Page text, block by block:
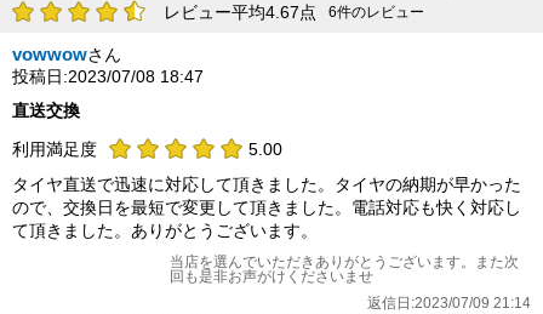
レビュー平均4.67点 6件のレビュー
vowwowさん
投稿日:2023/07/08 18:47
直送交換
利用満足度
5.00
タイヤ直送で迅速に対応して頂きました。タイヤの納期が早かった
ので、交換日を最短で変更して頂きました。電話対応も快く対応し
て頂きました。ありがとうございます。
当店を選んでいただきありがとうございます。また次
回も是非お声がけくださいませ
返信日:2023/07/09 21:14